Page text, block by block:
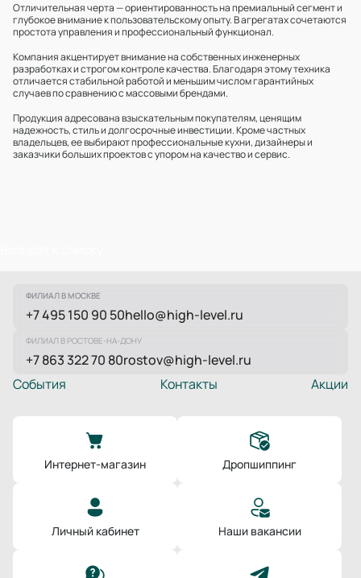
Отличительная черта — ориентированность на премиальный сегмент и
глубокое внимание к пользовательскому опыту. В агрегатах сочетаются
простота управления и профессиональный функционал.
Компания акцентирует внимание на собственных инженерных
разработках и строгом контроле качества. Благодаря этому техника
отличается стабильной работой и меньшим числом гарантийных
случаев по сравнению с массовыми брендами.
Продукция адресована взыскательным покупателям, ценящим
надежность, стиль и долгосрочные инвестиции. Кроме частных
владельцев, ее выбирают профессиональные кухни, дизайнеры и
заказчики больших проектов с упором на качество и сервис.
ФИЛИАЛ В МОСКВЕ
+7 495 150 90 50hello@high-level.ru
ФИЛИАЛ В РОСТОВЕ-НА-ДОНУ
+7 863 322 70 80rostov@high-level.ru
Акции
События Контакты
Интернет-магазин Дропшиппинг
Личный кабинет Наши вакансии